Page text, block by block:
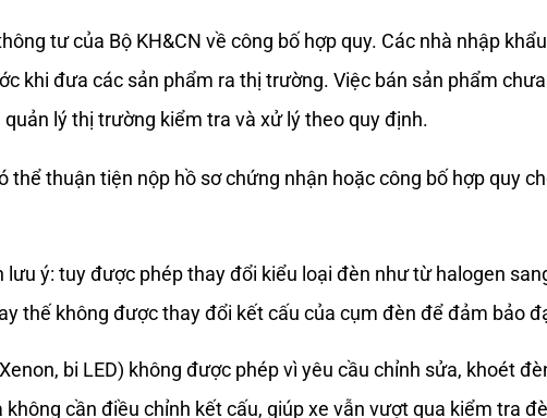
tư của Bộ KH&CN về công bố hợp quy. Các nhà nhập
khi đưa các sản phẩm ra thị trường. Việc bán sản phẩm
lý thị trường kiểm tra và xử lý theo quy định.
thuận tiện nộp hồ sơ chứng nhận hoặc công bố hợp quy
ý: tuy được phép thay đổi kiểu loại đèn như từ halogen
thế không được thay đổi kết cấu của cụm đèn để đảm bảo
bi LED) không được phép vì yêu cầu chỉnh sửa, khoét
cần điều chỉnh kết cấu, giúp xe vẫn vượt qua kiểm tra